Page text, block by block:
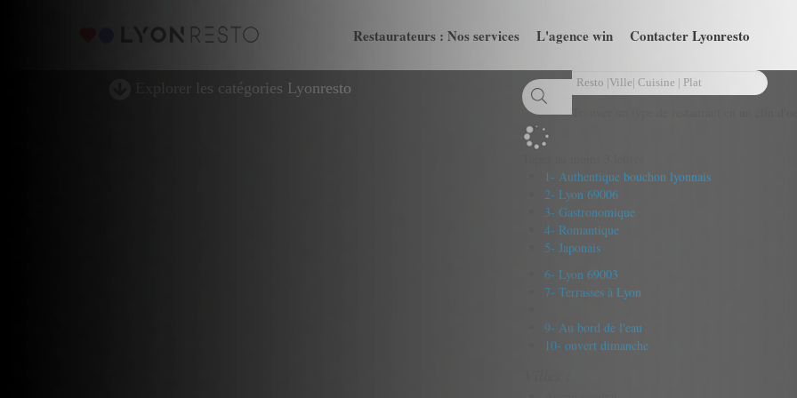
Restaurateurs : Nos services L'agence win Contacter Lyonresto
Explorer les catégories Lyonresto
1- Authentique bouchon lyonnais
2- Lyon 69006
3- Gastronomique
4- Romantique
5- Japonais
6- Lyon 69003
7- Terrasses à Lyon
9- Au bord de l'eau
10- ouvert dimanche